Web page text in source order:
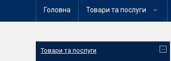
Головна Товари та послуги
Товари та послуги